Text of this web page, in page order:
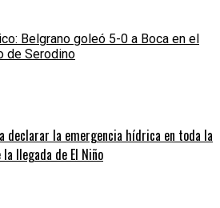
Belgrano goleó 5-0 a Boca en el
de Serodino
declarar la emergencia hídrica en toda la
llegada de El Niño